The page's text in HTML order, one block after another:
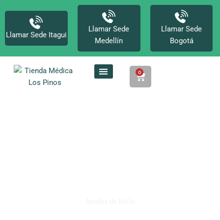
contenido
Llamar Sede Itagui
Llamar Sede
Medellín
Llamar Sede
Bogotá
0
Cart